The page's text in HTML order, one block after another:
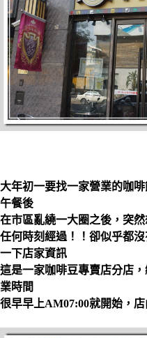
大年初一要找一家營業的咖
午餐後
在市區亂繞一大圈之後，突
任何時刻經過！！卻似乎都
一下店家資訊
這是一家咖啡豆專賣店分店
業時間
很早早上AM07:00就開始，店